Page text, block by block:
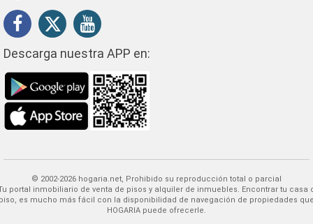
Descarga nuestra APP en:
© 2002-2026 hogaria.net, Prohibido su reproducción total o parcial
Encontrar tu casa o
es mucho más fácil con la disponibilidad de navegación de propiedades
HOGARIA puede ofrecerle.